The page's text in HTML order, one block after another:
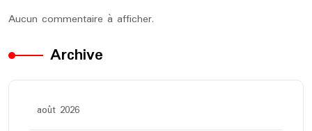
Aucun commentaire à afficher.
Archive
août 2026